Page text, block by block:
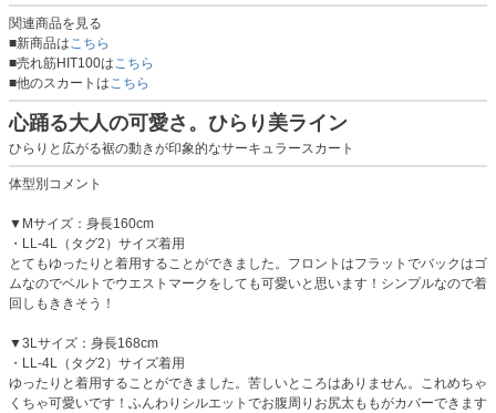
関連商品を見る
■新商品はこちら
■売れ筋HIT100はこちら
■他のスカートはこちら
心踊る大人の可愛さ。ひらり美ライン
ひらりと広がる裾の動きが印象的なサーキュラースカート
体型別コメント
▼Mサイズ：身長160cm
・LL-4L（タグ2）サイズ着用
とてもゆったりと着用することができました。フロントはフラットでバックはゴ
ムなのでベルトでウエストマークをしても可愛いと思います！シンプルなので着
回しもききそう！
▼3Lサイズ：身長168cm
・LL-4L（タグ2）サイズ着用
ゆったりと着用することができました。苦しいところはありません。これめちゃ
くちゃ可愛いです！ふんわりシルエットでお腹周りお尻太ももがカバーできます